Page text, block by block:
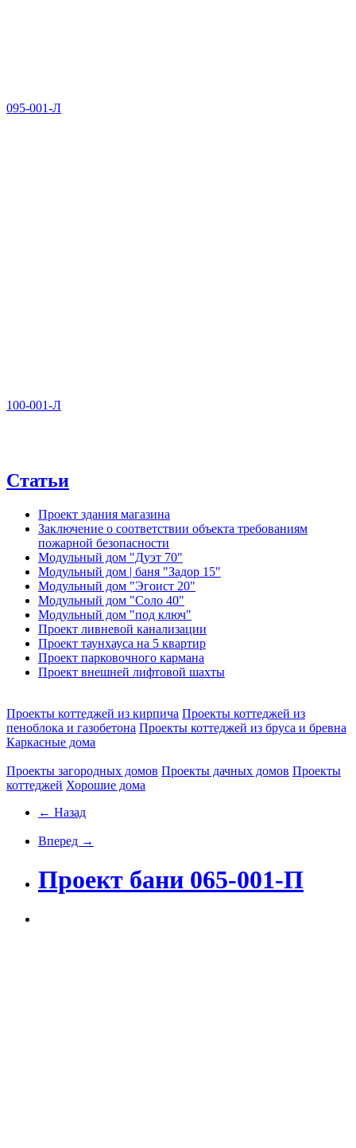
095-001-Л
100-001-Л
Статьи
Проект здания магазина
Заключение о соответствии объекта требованиям
пожарной безопасности
Модульный дом "Дуэт 70"
Модульный дом | баня "Задор 15"
Модульный дом "Эгоист 20"
Модульный дом "Соло 40"
Модульный дом "под ключ"
Проект ливневой канализации
Проект таунхауса на 5 квартир
Проект парковочного кармана
Проект внешней лифтовой шахты
Проекты коттеджей из кирпича Проекты коттеджей из
пеноблока и газобетона Проекты коттеджей из бруса и бревна
Каркасные дома
Проекты загородных домов Проекты дачных домов Проекты
коттеджей Хорошие дома
← Назад
Вперед →
Проект бани 065-001-П